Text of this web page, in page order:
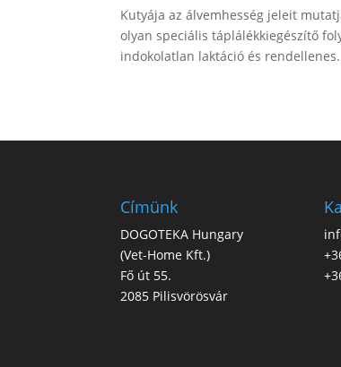
Kutyája az álvemhesség jeleit
olyan speciális táplálékkiegészítő
indokolatlan laktáció és
Címünk
DOGOTEKA Hungary
(Vet-Home Kft.)
Fő út 55.
2085 Pilisvörösvár